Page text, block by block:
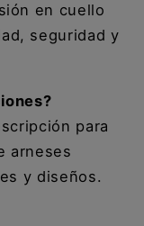
en cuello
seguridad y
para
arneses
y diseños.